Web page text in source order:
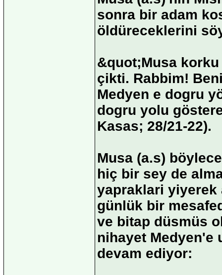
sonra bir adam
öldüreceklerini
&quot;Musa
çikti. Rabbim!
Medyen e dogru
dogru yolu
Kasas; 28/21-22).
Musa (a.s)
hiç bir sey de
yapraklari yiyerek
günlük bir
ve bitap düsmüs
nihayet Medyen'e
devam ediyor: